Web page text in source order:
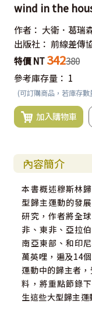
wind in the
作者： 大衛．葛瑞
出版社： 前線差傳
特價 NT 342380
參考庫存量： 1
(可訂購商品，若庫存
加入購物車
內容簡介
本書概述穆斯林
型歸主運動的發
研究，作者將全
非、東非、亞拉
南亞東部、和印
萬英哩，遍及14
運動中的歸主者
料，將重點節錄
生這些大型歸主運